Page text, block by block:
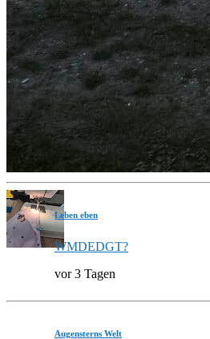
Leben eben
WMDEDGT?
vor 3 Tagen
Augensterns Welt